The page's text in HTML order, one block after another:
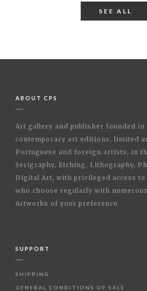
SEE ALL
ABOUT CPS
Art gallery and publisher founded in
contemporary art editions, limited
Portuguese and foreign artists, in
Serigraphy, Etching, Lithography,
Digital Art, with privileged access to
who choose regularly with
Artworks of your preference.
SUPPORT
SHIPPING
GENERAL CONDITIONS OF SALE